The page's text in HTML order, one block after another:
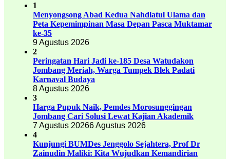
1
Menyongsong Abad Kedua Nahdlatul Ulama dan
Peta Kepemimpinan Masa Depan Pasca Muktamar
ke-35
9 Agustus 2026
2
Peringatan Hari Jadi ke-185 Desa Watudakon
Jombang Meriah, Warga Tumpek Blek Padati
Karnaval Budaya
8 Agustus 2026
3
Harga Pupuk Naik, Pemdes Morosunggingan
Jombang Cari Solusi Lewat Kajian Akademik
7 Agustus 20266 Agustus 2026
4
Kunjungi BUMDes Jenggolo Sejahtera, Prof Dr
Zainudin Maliki: Kita Wujudkan Kemandirian